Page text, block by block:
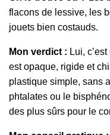
flacons de lessive, les
jouets bien costauds.
Mon verdict : Lui,
est opaque, rigide et
plastique simple, sans
phtalates ou le
des plus sûrs pour le